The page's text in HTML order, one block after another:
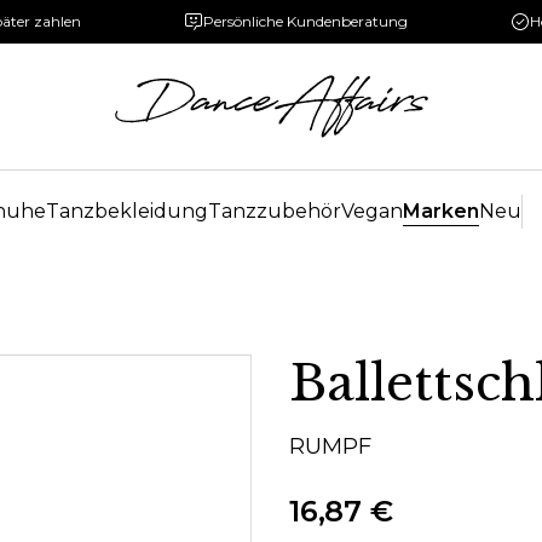
zahlen Persönliche Kundenberatung
TanzbekleidungTanzzubehörVeganMarkenNeu
RUMPF
16,87 €